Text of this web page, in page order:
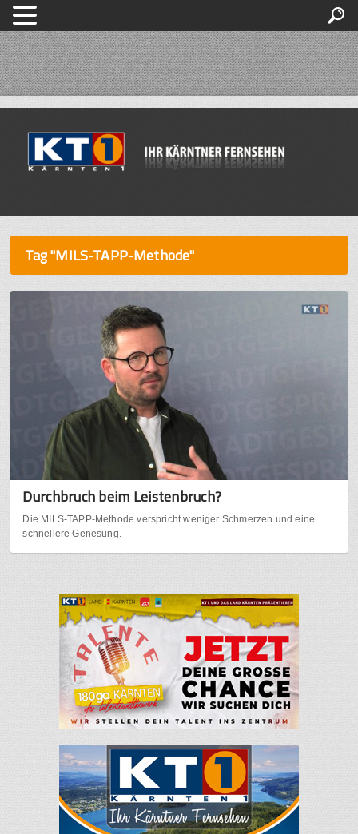
Tag "MILS-TAPP-Methode"
Durchbruch beim Leistenbruch?
Die MILS-TAPP-Methode verspricht weniger Schmerzen und eine
schnellere Genesung.